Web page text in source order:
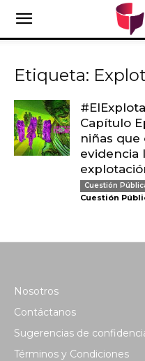
Etiqueta:
Capítulo
niñas que
evidencia
Cuestión
Cuestión
Nosotros
Contáctanos
Sugerencias de
Términos y Condiciones